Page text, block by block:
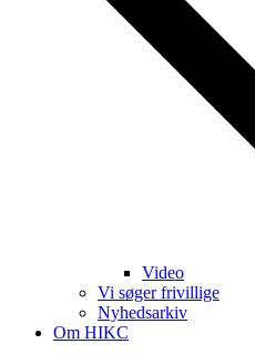
Video
Vi søger frivillige
Nyhedsarkiv
Om HIKC